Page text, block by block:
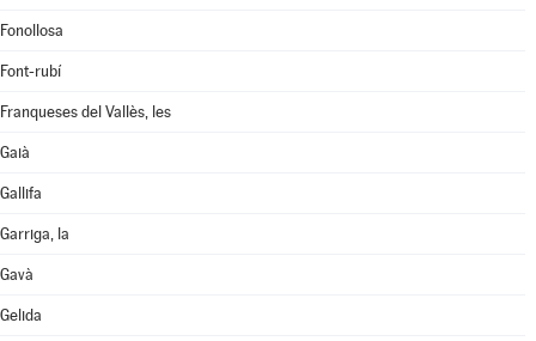
Fonollosa
Font-rubí
Franqueses del Vallès, les
Gaià
Gallifa
Garriga, la
Gavà
Gelida